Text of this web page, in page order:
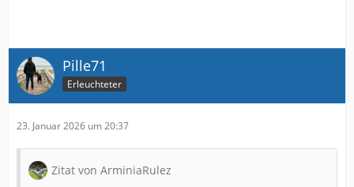
Pille71
Erleuchteter
23. Januar 2026 um 20:37
Zitat von ArminiaRulez